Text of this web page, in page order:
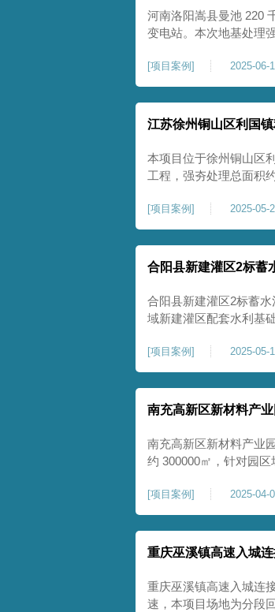
河南洛阳嵩县曼池 220
变电站。本次地基处理
各类构支架、电气设备
施，投运后优化区域电
[项目案例 ] 2025-06-
江苏徐州铜山区利国
本项目位于徐州铜山区
工程，强夯处理总面积
险，提升场地整体稳定
灾害治理与土地安全利
[项目案例 ] 2025-05-
合阳县新建灌区2标蓄
合阳县新建灌区2标蓄
域新建灌区配套水利基
稳定运行。本工程核心
工面积25000㎡，施工
[项目案例 ] 2025-05-
南充高新区新材料产
南充高新区新材料产业
约 300000㎡，针对园
筑牢基础。本项目施工
干个区段，分区分段施
[项目案例 ] 2025-04-
重庆巫溪镇高速入城
重庆巫溪镇高速入城连
速，本项目场地为分段